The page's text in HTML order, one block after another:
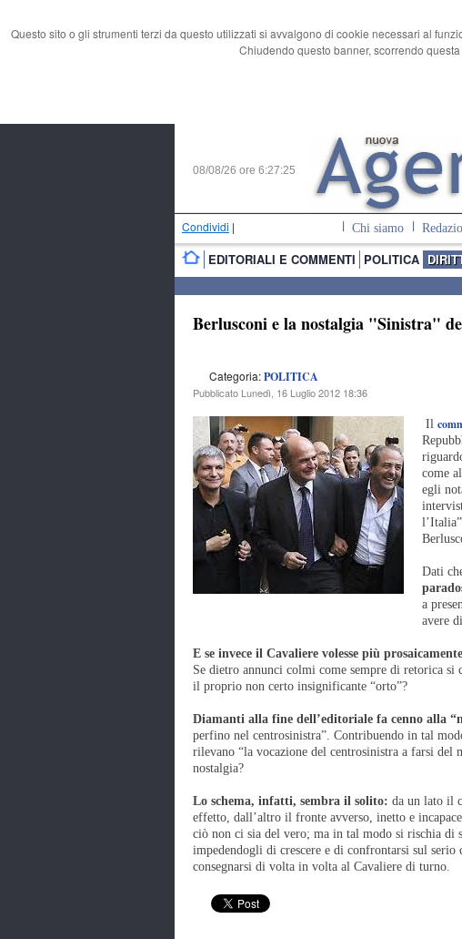
Questo sito o gli strumenti terzi da questo utilizzati si avvalgono di cookie necessari al
Chiudendo questo banner, scorrendo
08/08/26 ore 6:27:26
Condividi | Chi siamo
EDITORIALI E COMMENTI POLITICA
Berlusconi e la nostalgia "Sinistra"
Categoria:POLITICA
Pubblicato Lunedì, 16 Luglio 2012 18:36
Il
come
egli
Dati
a
avere
E se invece il Cavaliere volesse più prosaicamente
Se dietro annunci colmi come sempre di retorica si
il proprio non certo insignificante “orto”?
Diamanti alla fine dell’editoriale fa cenno alla
perfino nel centrosinistra”. Contribuendo in tal
rilevano “la vocazione del centrosinistra a farsi del
nostalgia?
Lo schema, infatti, sembra il solito: da un lato il
effetto, dall’altro il fronte avverso, inetto e
ciò non ci sia del vero; ma in tal modo si rischia
impedendogli di crescere e di confrontarsi sul serio
consegnarsi di volta in volta al Cavaliere di turno.